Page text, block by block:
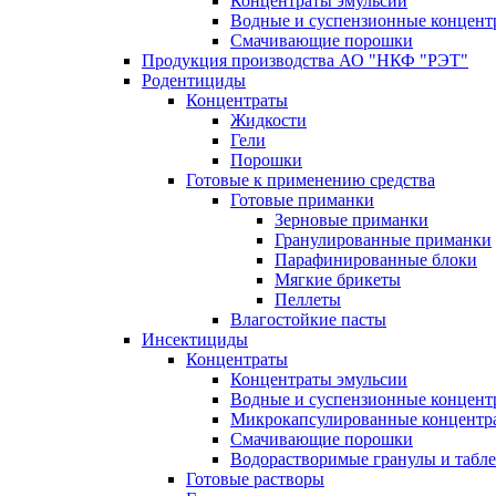
Водные и суспензионные
Смачивающие порошки
Продукция производства АО "НКФ "РЭТ"
Родентициды
Концентраты
Жидкости
Гели
Порошки
Готовые к применению средства
Готовые приманки
Зерновые приманки
Гранулированные приманки
Парафинированные блоки
Мягкие брикеты
Пеллеты
Влагостойкие пасты
Инсектициды
Концентраты
Концентраты эмульсии
Водные и суспензионные
Микрокапсулированные
Смачивающие порошки
Водорастворимые гранулы и
Готовые растворы